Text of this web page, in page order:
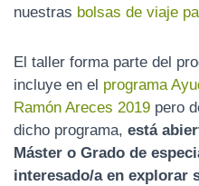
nuestras bolsas de viaje
El taller forma parte del
incluye en el programa
Ramón Areces 2019 pero
dicho programa, está
Máster o Grado de
interesado/a en explorar